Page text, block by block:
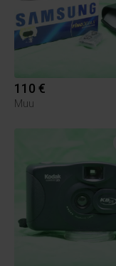
110 €
Muu